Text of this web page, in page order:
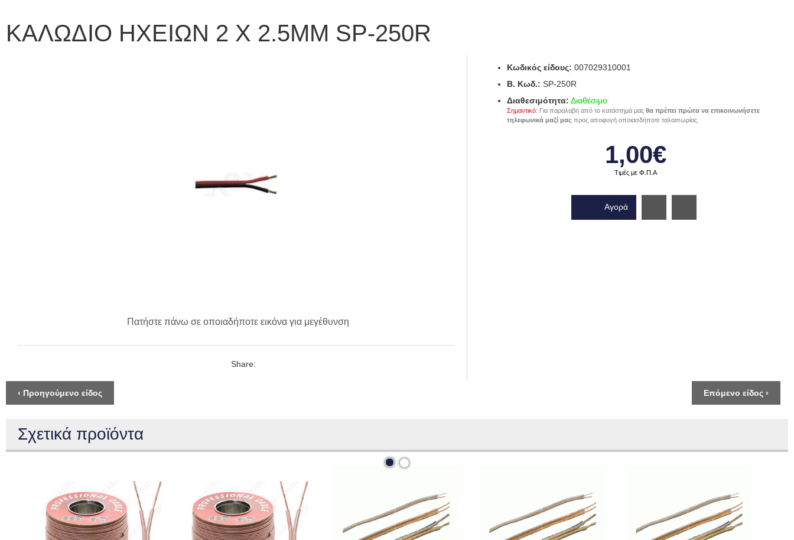
ΚΑΛΩΔΙΟ ΗΧΕΙΩΝ 2 X 2.5MM SP-250R
Πατήστε πάνω σε οποιαδήποτε εικόνα για μεγέθυνση
Share:
Κωδικός είδους: 007029310001
B. Κωδ.: SP-250R
Διαθεσιμότητα: Διαθέσιμο
Σημαντικό: Για παραλαβή από το κατάστημά μας θα πρέπει πρώτα να επικοινωνήσετε
τηλεφωνικά μαζί μας προς αποφυγή οποιασδήποτε ταλαιπωρίας.
1,00€
Τιμές με Φ.Π.Α
Αγορά
‹ Προηγούμενο είδος Επόμενο είδος ›
Σχετικά προϊόντα